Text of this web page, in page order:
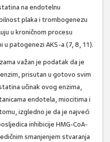
na endotelnu
plaka i trombogenezu
u kroničnom procesu
patogenezi AKS-a (7, 8, 11).
važan je podatak da je
prisutan u gotovo svim
učinak ovog enzima,
endotela, miocitima i
izgledno je da je najveći
inhibicije HMG-CoA-
smanjenjem stvaranja